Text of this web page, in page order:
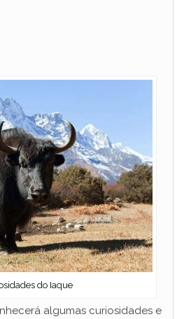
do Iaque
algumas curiosidades e